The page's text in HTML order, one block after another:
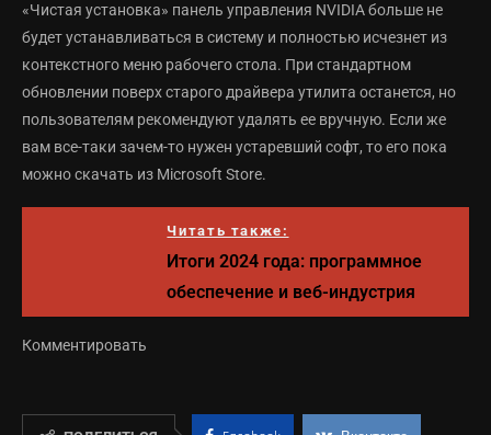
«Чистая установка» панель управления NVIDIA больше не
будет устанавливаться в систему и полностью исчезнет из
контекстного меню рабочего стола. При стандартном
обновлении поверх старого драйвера утилита останется, но
пользователям рекомендуют удалять ее вручную. Если же
вам все-таки зачем-то нужен устаревший софт, то его пока
можно скачать из Microsoft Store.
Читать также:
Итоги 2024 года: программное
обеспечение и веб-индустрия
Комментировать